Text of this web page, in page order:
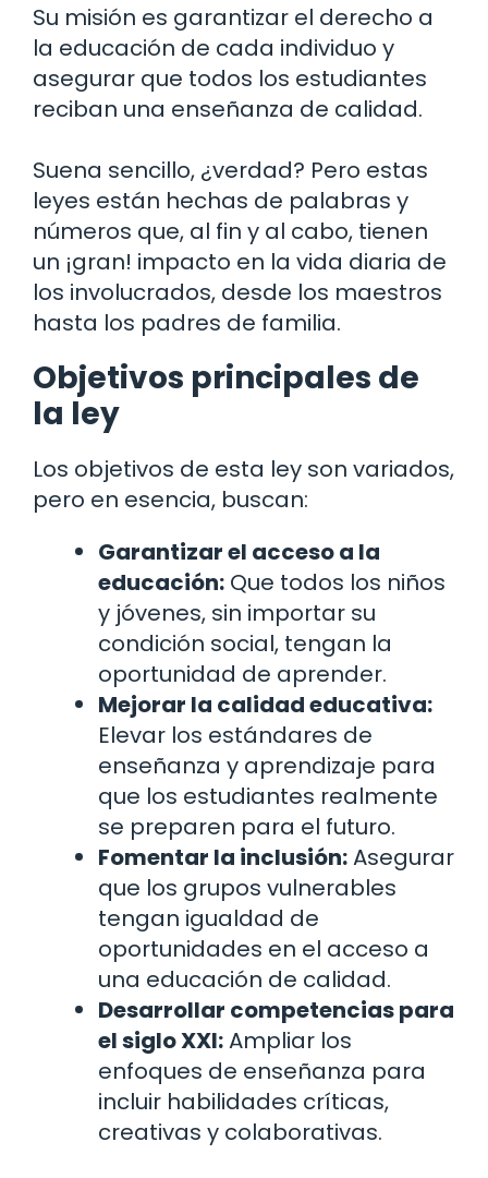
Su misión es garantizar el derecho a
la educación de cada individuo y
asegurar que todos los estudiantes
reciban una enseñanza de calidad.
Suena sencillo, ¿verdad? Pero estas
leyes están hechas de palabras y
números que, al fin y al cabo, tienen
un ¡gran! impacto en la vida diaria de
los involucrados, desde los maestros
hasta los padres de familia.
Objetivos principales de
la ley
Los objetivos de esta ley son variados,
pero en esencia, buscan:
Garantizar el acceso a la
educación: Que todos los niños
y jóvenes, sin importar su
condición social, tengan la
oportunidad de aprender.
Mejorar la calidad educativa:
Elevar los estándares de
enseñanza y aprendizaje para
que los estudiantes realmente
se preparen para el futuro.
Fomentar la inclusión:Asegurar
que los grupos vulnerables
tengan igualdad de
oportunidades en el acceso a
una educación de calidad.
Desarrollar competencias para
el siglo XXI:Ampliar los
enfoques de enseñanza para
incluir habilidades críticas,
creativas y colaborativas.